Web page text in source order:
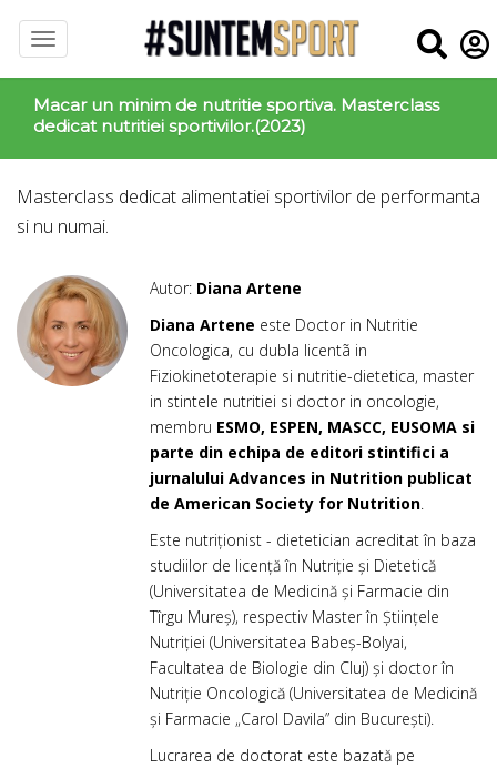
Macar un minim de nutritie sportiva. Masterclass
dedicat nutritiei sportivilor.(2023)
Masterclass dedicat alimentatiei sportivilor de performanta
si nu numai.
Autor: Diana Artene
Diana Artene este Doctor in Nutritie
Oncologica, cu dubla licentã in
Fiziokinetoterapie si nutritie-dietetica, master
in stintele nutritiei si doctor in oncologie,
membru ESMO, ESPEN, MASCC, EUSOMA si
parte din echipa de editori stintifici a
jurnalului Advances in Nutrition publicat
de American Society for Nutrition.
Este nutriționist - dietetician acreditat în baza
studiilor de licență în Nutriție și Dietetică
(Universitatea de Medicină și Farmacie din
Tîrgu Mureș), respectiv Master în Științele
Nutriției (Universitatea Babeș-Bolyai,
Facultatea de Biologie din Cluj) și doctor în
Nutriție Oncologică (Universitatea de Medicină
și Farmacie „Carol Davila” din București).
Lucrarea de doctorat este bazată pe